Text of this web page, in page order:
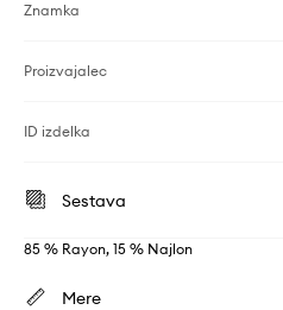
Znamka
Proizvajalec
ID izdelka
Sestava
85 % Rayon, 15 % Najlon
Mere